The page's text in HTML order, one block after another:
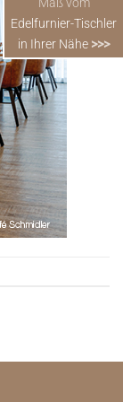
Edelfurnier-Tischler
in Ihrer Nähe >>>